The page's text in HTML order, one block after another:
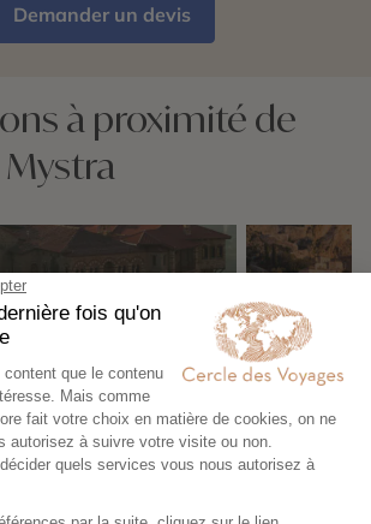
Demander un devis
à proximité de